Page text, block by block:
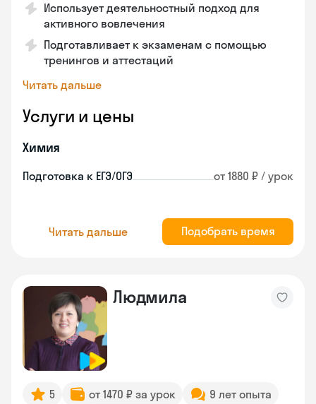
Использует деятельностный подход для
активного вовлечения
Подготавливает к экзаменам с помощью
тренингов и аттестаций
Читать дальше
Услуги и цены
Химия
Подготовка к ЕГЭ/ОГЭ от 1880 ₽ / урок
Читать дальше Подобрать время
Людмила
5 от 1470 ₽ за урок
9 лет опыта